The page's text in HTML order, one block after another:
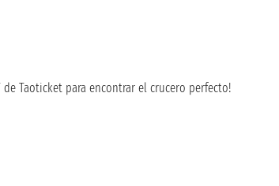
de Taoticket para encontrar el crucero perfecto!